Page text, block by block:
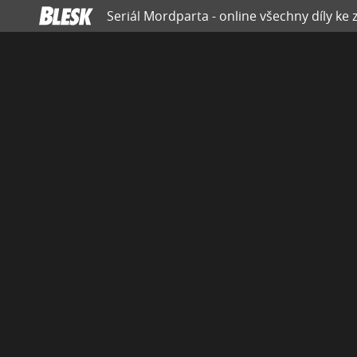
Seriál Mordparta - online všechny díly ke